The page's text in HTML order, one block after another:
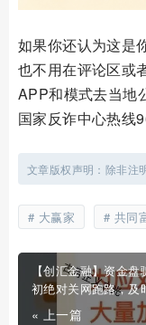
如果你还认为这是
也不用在评论区或
APP和模式去当地
国家反诈中心热线
文章版权声明：除非注
大赢家 共同
【创汇金融】资金
初绝对关网跑路，
« 上一篇